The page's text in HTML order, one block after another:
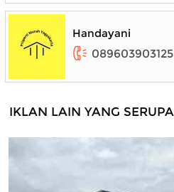
Handayani
089603903125
IKLAN LAIN YANG SERUPA